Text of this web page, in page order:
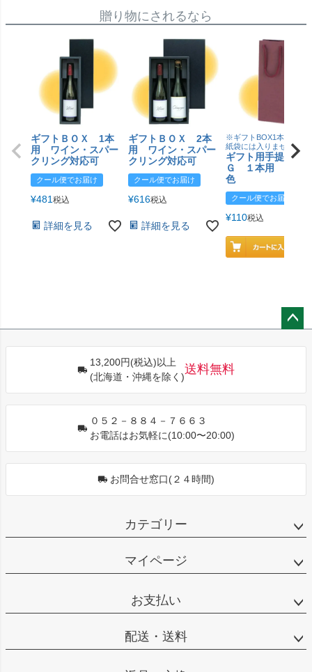
贈り物にされるなら
ギフトＢＯＸ 1本
用 ワイン・スパー
クリング対応可
クール便でお届け
¥481 税込
詳細を見る
ギフトＢＯＸ 2本
用 ワイン・スパー
クリング対応可
クール便でお届け
¥616税込
詳細を見る
※ギフトBOX1本用はこ
紙袋には入りません
ギフト用手提げＢ
Ｇ １本用 エン
色
クール便でお届け
¥110税込
13,200円(税込)以上
(北海道・沖縄を除く)
送料無料
０５２－８８４－７６６３
お電話はお気軽に(10:00〜20:00)
お問合せ窓口(２４時間)
カテゴリー
マイページ
お支払い
配送・送料